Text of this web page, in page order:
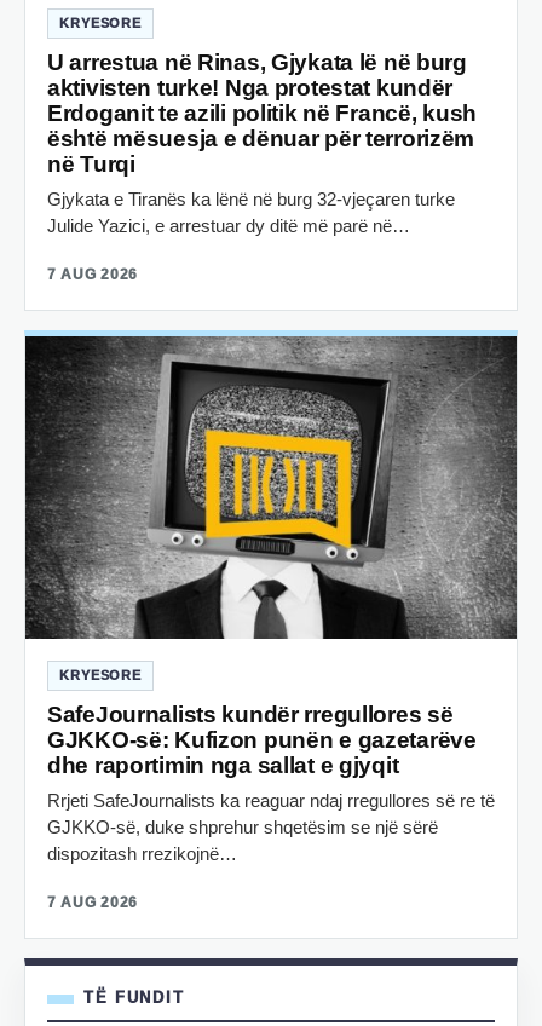
KRYESORE
U arrestua në Rinas, Gjykata lë në burg
aktivisten turke! Nga protestat kundër
Erdoganit te azili politik në Francë, kush
është mësuesja e dënuar për terrorizëm
në Turqi
Gjykata e Tiranës ka lënë në burg 32-vjeçaren turke
Julide Yazici, e arrestuar dy ditë më parë në…
7 AUG 2026
KRYESORE
SafeJournalists kundër rregullores së
GJKKO-së: Kufizon punën e gazetarëve
dhe raportimin nga sallat e gjyqit
Rrjeti SafeJournalists ka reaguar ndaj rregullores së re të
GJKKO-së, duke shprehur shqetësim se një sërë
dispozitash rrezikojnë…
7 AUG 2026
TË FUNDIT